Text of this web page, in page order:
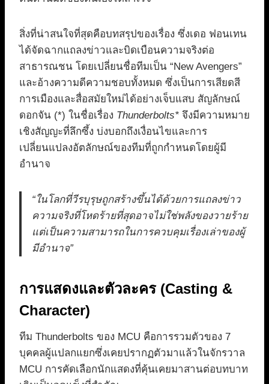
สิ่งที่น่าสนใจที่สุดคือบทสรุปของเรื่อง ซึ่งเดอ ฟอนเทน
ได้จัดฉากแถลงข่าวและบิดเบือนความจริงต่อ
สาธารณชน โดยเปลี่ยนชื่อทีมเป็น “New Avengers”
และอ้างความดีความชอบทั้งหมด ซึ่งเป็นการเสียดสี
การเมืองและสื่อสมัยใหม่ได้อย่างเจ็บแสบ สัญลักษณ์
ดอกจัน (*) ในชื่อเรื่อง Thunderbolts* จึงมีความหมาย
เชิงสัญญะที่ลึกซึ้ง บ่งบอกถึงเงื่อนไขและการ
เปลี่ยนแปลงอัตลักษณ์ของทีมที่ถูกกำหนดโดยผู้มี
อำนาจ
“ในโลกที่วีรบุรุษถูกสร้างขึ้นได้ด้วยการแถลงข่าว
ความจริงที่โหดร้ายที่สุดอาจไม่ใช่พลังของวายร้าย
แต่เป็นความสามารถในการควบคุมเรื่องเล่าของผู้
มีอำนาจ”
การแสดงและตัวละคร (Casting &
Character)
ทีม Thunderbolts ของ MCU คือการรวมตัวของ 7
บุคคลผู้แปลกแยกซึ่งเคยปรากฏตัวมาแล้วในจักรวาล
MCU การคัดเลือกนักแสดงที่คุ้นเคยมาสานต่อบทบาท